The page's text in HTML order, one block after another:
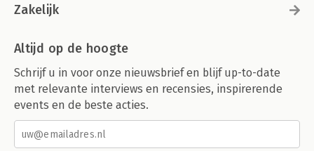
Zakelijk
Altijd op de hoogte
Schrijf u in voor onze nieuwsbrief en blijf up-to-date
met relevante interviews en recensies, inspirerende
events en de beste acties.